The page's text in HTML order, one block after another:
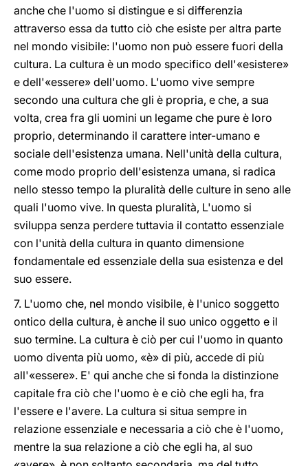
anche che l'uomo si distingue e si differenzia
attraverso essa da tutto ciò che esiste per altra parte
nel mondo visibile: l'uomo non può essere fuori della
cultura. La cultura è un modo specifico dell'«esistere»
e dell'«essere» dell'uomo. L'uomo vive sempre
secondo una cultura che gli è propria, e che, a sua
volta, crea fra gli uomini un legame che pure è loro
proprio, determinando il carattere inter-umano e
sociale dell'esistenza umana. Nell'unità della cultura,
come modo proprio dell'esistenza umana, si radica
nello stesso tempo la pluralità delle culture in seno alle
quali l'uomo vive. In questa pluralità, L'uomo si
sviluppa senza perdere tuttavia il contatto essenziale
con l'unità della cultura in quanto dimensione
fondamentale ed essenziale della sua esistenza e del
suo essere.
7. L'uomo che, nel mondo visibile, è l'unico soggetto
ontico della cultura, è anche il suo unico oggetto e il
suo termine. La cultura è ciò per cui l'uomo in quanto
uomo diventa più uomo, «è» di più, accede di più
all'«essere». E' qui anche che si fonda la distinzione
capitale fra ciò che l'uomo è e ciò che egli ha, fra
l'essere e l'avere. La cultura si situa sempre in
relazione essenziale e necessaria a ciò che è l'uomo,
mentre la sua relazione a ciò che egli ha, al suo